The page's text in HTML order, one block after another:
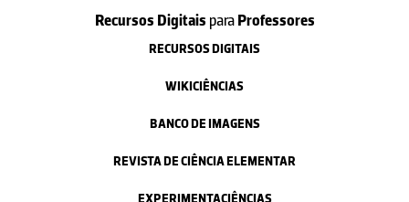
Recursos Digitais paraProfessores
RECURSOS DIGITAIS
WIKICIÊNCIAS
BANCO DE IMAGENS
REVISTA DE CIÊNCIA ELEMENTAR
EXPERIMENTACIÊNCIAS